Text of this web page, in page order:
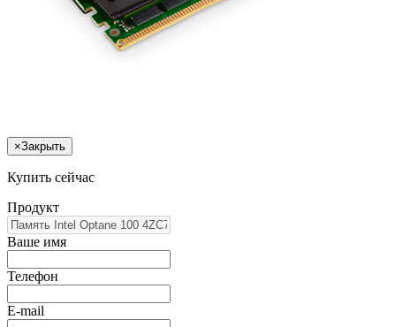
×Закрыть
Купить сейчас
Продукт
Ваше имя
Телефон
E-mail